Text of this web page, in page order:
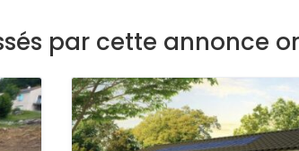
par cette annonce